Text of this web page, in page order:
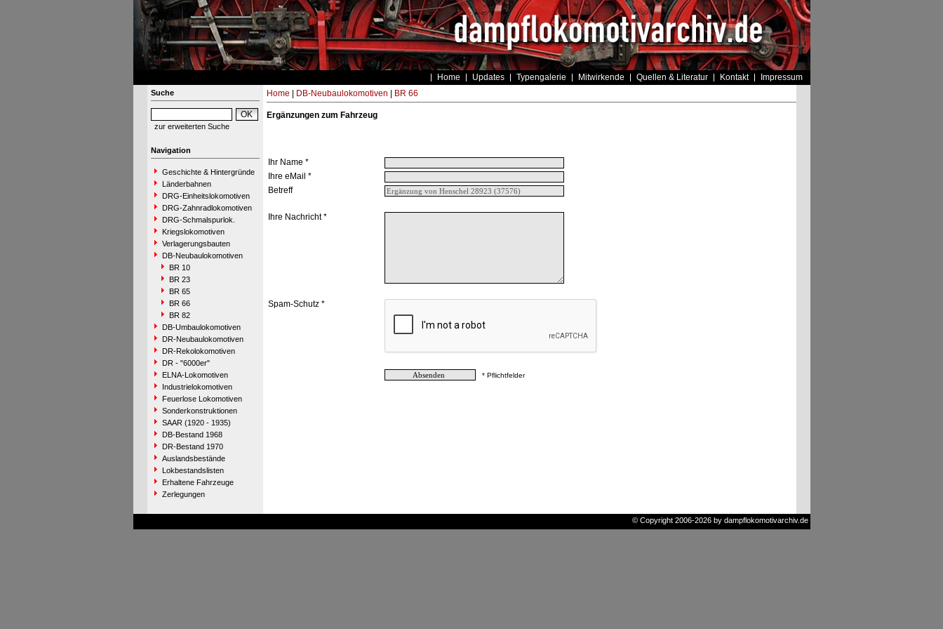
Home Updates Typengalerie Mitwirkende Quellen & Literatur Kontakt Impressum
Suche
zur erweiterten Suche
Navigation
Geschichte & Hintergründe
Länderbahnen
DRG-Einheitslokomotiven
DRG-Zahnradlokomotiven
DRG-Schmalspurlok.
Kriegslokomotiven
Verlagerungsbauten
DB-Neubaulokomotiven
BR 10
BR 23
BR 65
BR 66
BR 82
DB-Umbaulokomotiven
DR-Neubaulokomotiven
DR-Rekolokomotiven
DR - "6000er"
ELNA-Lokomotiven
Industrielokomotiven
Feuerlose Lokomotiven
Sonderkonstruktionen
SAAR (1920 - 1935)
DB-Bestand 1968
DR-Bestand 1970
Auslandsbestände
Lokbestandslisten
Erhaltene Fahrzeuge
Zerlegungen
Home DB-Neubaulokomotiven BR 66
Ergänzungen zum Fahrzeug
Ihr Name *
Ihre eMail *
Betreff
Ihre Nachricht *
Spam-Schutz *
* Pflichtfelder
© Copyright 2006-2026 by dampflokomotivarchiv.de